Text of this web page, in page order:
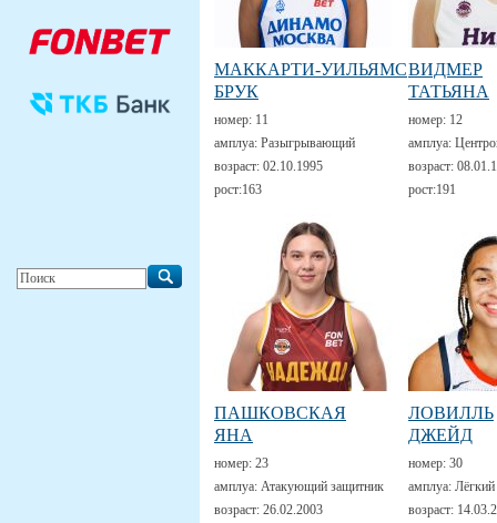
МАККАРТИ-УИЛЬЯМС
БРУК
номер: 11
амплуа: Разыгрывающий
возраст: 02.10.1995
рост:163
ВИДМЕР
ТАТЬЯНА
номер: 12
амплуа:
возраст:
рост:191
ПАШКОВСКАЯ
ЯНА
номер: 23
амплуа: Атакующий защитник
возраст: 26.02.2003
ЛОВИЛЛЬ
ДЖЕЙД
номер: 30
амплуа:
возраст: